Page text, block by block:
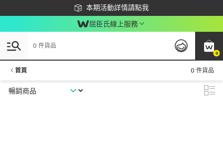
本期活動詳情請點我
下載app最高回饋$350
屈臣氏線上服務
0
0 件貨品
首頁 0 件貨品